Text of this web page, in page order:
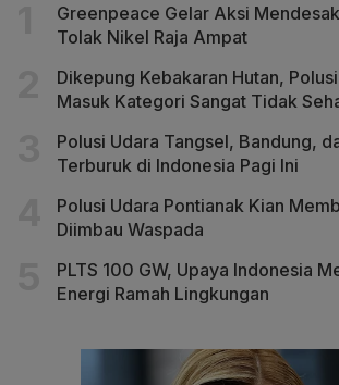
Greenpeace Gelar Aksi
Tolak Nikel Raja Ampat
Dikepung Kebakaran Hutan,
Masuk Kategori Sangat Tidak
Polusi Udara Tangsel, Bandung,
Terburuk di Indonesia Pagi Ini
Polusi Udara Pontianak Kian
Diimbau Waspada
PLTS 100 GW, Upaya Indonesia
Energi Ramah Lingkungan